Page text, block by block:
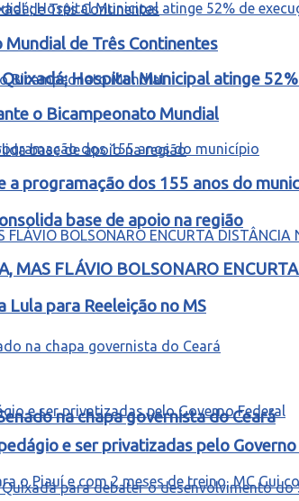
Hospital Municipal atinge
base de apoio na região
na chapa governista do Ceará
de Três Continentes
o Bicampeonato Mundial
a programação dos 155 anos do
MAS FLÁVIO BOLSONARO
Lula para Reeleição no MS
e ser privatizadas pelo